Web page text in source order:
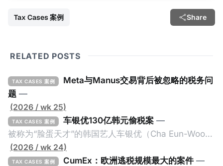
Tax Cases 案例 Share
RELATED POSTS
TAX CASES 案例
Meta与Manus交易背后被忽略的税务问
题 —
(2026 / wk 25)
TAX CASES 案例 车银优130亿韩元偷税案 —
被称为“脸蛋天才”的韩国艺人车银优（Cha Eun-Woo，
原名：李东敏）以零瑕疵的完美人设著称。但是，在
2026年1月，韩国国税厅的一纸追缴超过200亿韩元
(2026 / wk 24)
TAX CASES 案例 CumEx：欧洲逃税规模最大的案件 —